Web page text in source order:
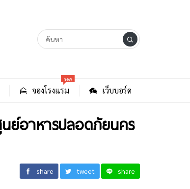
จองโรงแรม
new
เว็บบอร์ด
ย์อาหารปลอดภัยนคร
share tweet share